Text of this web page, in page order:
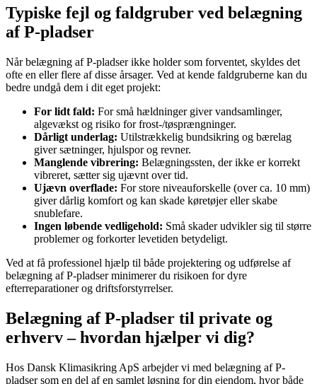
Typiske fejl og faldgruber ved belægning
af P-pladser
Når belægning af P-pladser ikke holder som forventet, skyldes det
ofte en eller flere af disse årsager. Ved at kende faldgruberne kan du
bedre undgå dem i dit eget projekt:
For lidt fald: For små hældninger giver vandsamlinger,
algevækst og risiko for frost-/tøsprængninger.
Dårligt underlag: Utilstrækkelig bundsikring og bærelag
giver sætninger, hjulspor og revner.
Manglende vibrering: Belægningssten, der ikke er korrekt
vibreret, sætter sig ujævnt over tid.
Ujævn overflade: For store niveauforskelle (over ca. 10 mm)
giver dårlig komfort og kan skade køretøjer eller skabe
snublefare.
Ingen løbende vedligehold: Små skader udvikler sig til større
problemer og forkorter levetiden betydeligt.
Ved at få professionel hjælp til både projektering og udførelse af
belægning af P-pladser minimerer du risikoen for dyre
efterreparationer og driftsforstyrrelser.
Belægning af P-pladser til private og
erhverv – hvordan hjælper vi dig?
Hos Dansk Klimasikring ApS arbejder vi med belægning af P-
pladser som en del af en samlet løsning for din ejendom, hvor både